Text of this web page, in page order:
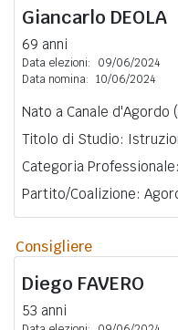
Giancarlo DEOLA
69 anni
Data elezioni:
09/06/2024
Data nomina: 10/06/2024
Nato a Canale d'Agordo
Titolo di Studio:
Categoria
Partito/Coalizione:
Consigliere
Diego FAVERO
53 anni